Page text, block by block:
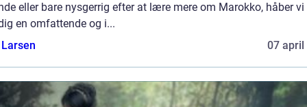
eller bare nysgerrig efter at lære mere om Marokko, håber vi
en omfattende og i...
07 april